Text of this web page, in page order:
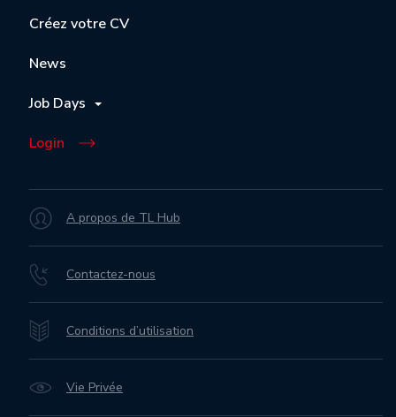
Créez votre CV
News
Job Days
Login
A propos de TL Hub
Contactez-nous
Conditions d’utilisation
Vie Privée